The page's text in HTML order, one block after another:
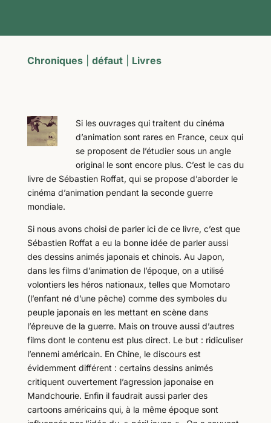
Chroniques| défaut| Livres
Si les ouvrages qui traitent du cinéma
d’animation sont rares en France, ceux qui
se proposent de l’étudier sous un angle
original le sont encore plus. C’est le cas du
livre de Sébastien Roffat, qui se propose d’aborder le
cinéma d’animation pendant la seconde guerre
mondiale.
Si nous avons choisi de parler ici de ce livre, c’est que
Sébastien Roffat a eu la bonne idée de parler aussi
des dessins animés japonais et chinois. Au Japon,
dans les films d’animation de l’époque, on a utilisé
volontiers les héros nationaux, telles que Momotaro
(l’enfant né d’une pêche) comme des symboles du
peuple japonais en les mettant en scène dans
l’épreuve de la guerre. Mais on trouve aussi d’autres
films dont le contenu est plus direct. Le but : ridiculiser
l’ennemi américain. En Chine, le discours est
évidemment différent : certains dessins animés
critiquent ouvertement l’agression japonaise en
Mandchourie. Enfin il faudrait aussi parler des
cartoons américains qui, à la même époque sont